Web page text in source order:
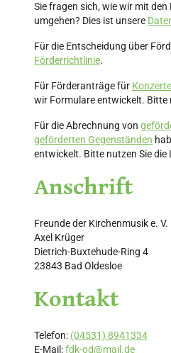
Sie fragen sich, wie wir mit
umgehen? Dies ist unsere
Für die Entscheidung über
Förderrichtlinie.
Für Förderanträge für Konzerte
wir Formulare entwickelt. Bitte
Für die Abrechnung von
geförderten Gegenständen
entwickelt. Bitte nutzen Sie die
Anschrift
Freunde der Kirchenmusik e. V.
Axel Krüger
Dietrich-Buxtehude-Ring 4
23843 Bad Oldesloe
Kontakt
Telefon: (04531) 8941334
E-Mail:fdk-od@mail.de